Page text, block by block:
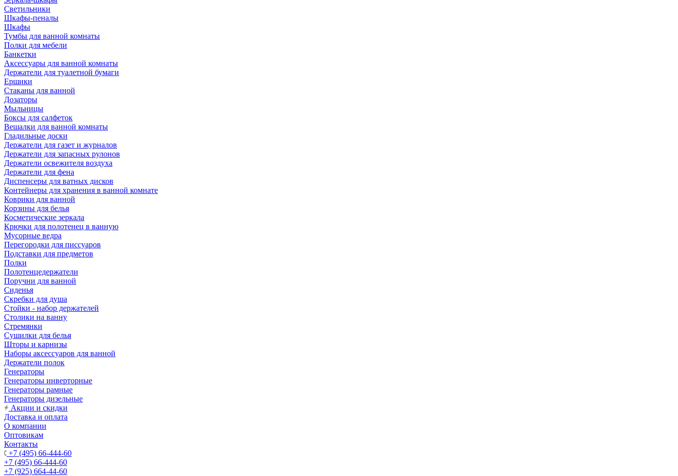
Светильники
Шкафы-пеналы
Шкафы
Тумбы для ванной комнаты
Полки для мебели
Банкетки
Аксессуары для ванной комнаты
Держатели для туалетной бумаги
Ершики
Стаканы для ванной
Дозаторы
Мыльницы
Боксы для салфеток
Вешалки для ванной комнаты
Гладильные доски
Держатели для газет и журналов
Держатели для запасных рулонов
Держатели освежителя воздуха
Держатели для фена
Диспенсеры для ватных дисков
Контейнеры для хранения в ванной комнате
Коврики для ванной
Корзины для белья
Косметические зеркала
Крючки для полотенец в ванную
Мусорные ведра
Перегородки для писсуаров
Подставки для предметов
Полки
Полотенцедержатели
Поручни для ванной
Сиденья
Скребки для душа
Стойки - набор держателей
Столики на ванну
Стремянки
Сушилки для белья
Шторы и карнизы
Наборы аксессуаров для ванной
Держатели полок
Генераторы
Генераторы инверторные
Генераторы рамные
Генераторы дизельные
Акции и скидки
Доставка и оплата
О компании
Оптовикам
Контакты
+7 (495) 66-444-60
+7 (495) 66-444-60
+7 (925) 664-44-60